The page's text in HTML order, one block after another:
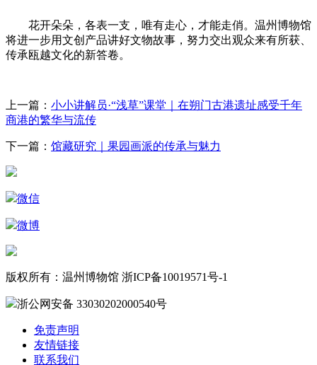
花开朵朵，各表一支，唯有走心，才能走俏。温州博物馆
将进一步用文创产品讲好文物故事，努力交出观众来有所获、
传承瓯越文化的新答卷。
上一篇： 小小讲解员·“浅草”课堂｜在朔门古港遗址感受千年
商港的繁华与流传
下一篇： 馆藏研究｜果园画派的传承与魅力
微信
微博
版权所有：温州博物馆 浙ICP备10019571号-1
浙公网安备 33030202000540号
免责声明
友情链接
联系我们